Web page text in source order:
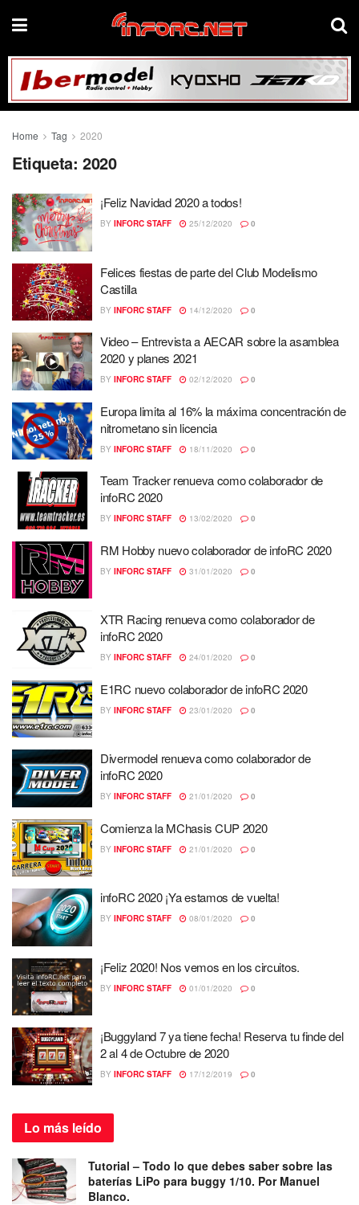
Home Tag 2020
Etiqueta: 2020
¡Feliz Navidad 2020 a todos!
BY INFORC STAFF 25/12/2020 0
Felices fiestas de parte del Club Modelismo
Castilla
BY INFORC STAFF 14/12/2020 0
Video – Entrevista a AECAR sobre la asamblea
2020 y planes 2021
BY INFORC STAFF 02/12/2020 0
Europa limita al 16% la máxima concentración de
nitrometano sin licencia
BY INFORC STAFF 18/11/2020 0
Team Tracker renueva como colaborador de
infoRC 2020
BY INFORC STAFF 13/02/2020 0
RM Hobby nuevo colaborador de infoRC 2020
BY INFORC STAFF 31/01/2020 0
XTR Racing renueva como colaborador de
infoRC 2020
BY INFORC STAFF 24/01/2020 0
E1RC nuevo colaborador de infoRC 2020
BY INFORC STAFF 23/01/2020 0
Divermodel renueva como colaborador de
infoRC 2020
BY INFORC STAFF 21/01/2020 0
Comienza la MChasis CUP 2020
BY INFORC STAFF 21/01/2020 0
infoRC 2020 ¡Ya estamos de vuelta!
BY INFORC STAFF 08/01/2020 0
¡Feliz 2020! Nos vemos en los circuitos.
BY INFORC STAFF 01/01/2020 0
¡Buggyland 7 ya tiene fecha! Reserva tu finde del
2 al 4 de Octubre de 2020
BY INFORC STAFF 17/12/2019 0
Lo más leído
Tutorial – Todo lo que debes saber sobre las
baterías LiPo para buggy 1/10. Por Manuel
Blanco.